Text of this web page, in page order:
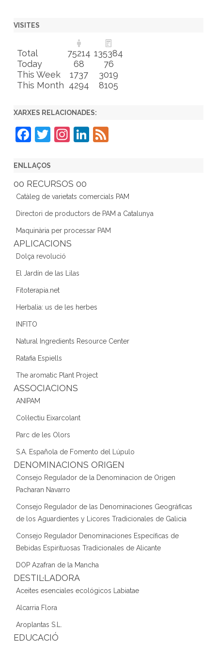
VISITES
Total 75214 135384
Today
68
76
This Week
1737
3019
This Month 4294 8105
XARXES RELACIONADES:
F
c
e
b
o
o
k
T
er
In
gr
a
m
Li
dI
n
ENLLAÇOS
00 RECURSOS 00
Catàleg de varietats comercials PAM
Directori de productors de PAM a Catalunya
Maquinària per processar PAM
APLICACIONS
Dolça revolució
El Jardín de las Lilas
Fitoterapia.net
Herbalia: us de les herbes
INFITO
Natural Ingredients Resource Center
Ratafia Espiells
The aromatic Plant Project
ASSOCIACIONS
ANIPAM
Col·lectiu Eixarcolant
Parc de les Olors
S.A. Española de Fomento del Lúpulo
DENOMINACIONS ORIGEN
Consejo Regulador de la Denominacion de Origen
Pacharan Navarro
Consejo Regulador de las Denominaciones Geográficas
de los Aguardientes y Licores Tradicionales de Galicia
Consejo Regulador Denominaciones Específicas de
Bebidas Espirituosas Tradicionales de Alicante
DOP Azafran de la Mancha
DESTIL·LADORA
Aceites esenciales ecológicos Labiatae
Alcarria Flora
Aroplantas S.L.
EDUCACIÓ